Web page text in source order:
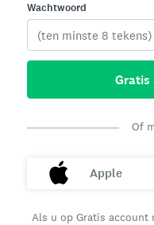
Wachtwoord
Gratis
Of
Apple
Als u op Gratis account